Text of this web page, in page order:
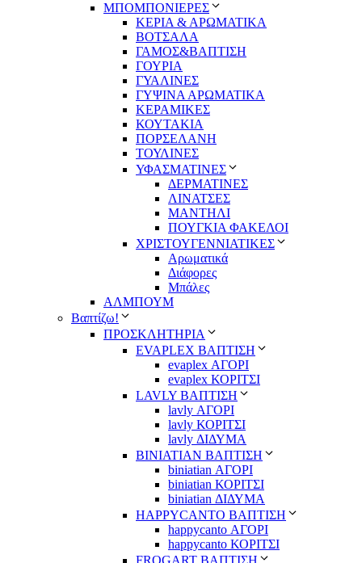
ΜΠΟΜΠΟΝΙΕΡΕΣ
ΚΕΡΙΑ & ΑΡΩΜΑΤΙΚΑ
ΒΟΤΣΑΛΑ
ΓΑΜΟΣ&ΒΑΠΤΙΣΗ
ΓΟΥΡΙΑ
ΓΥΑΛΙΝΕΣ
ΓΥΨΙΝΑ ΑΡΩΜΑΤΙΚΑ
ΚΕΡΑΜΙΚΕΣ
ΚΟΥΤΑΚΙΑ
ΠΟΡΣΕΛΑΝΗ
ΤΟΥΛΙΝΕΣ
ΥΦΑΣΜΑΤΙΝΕΣ
ΔΕΡΜΑΤΙΝΕΣ
ΛΙΝΑΤΣΕΣ
ΜΑΝΤΗΛΙ
ΠΟΥΓΚΙΑ ΦΑΚΕΛΟΙ
ΧΡΙΣΤΟΥΓΕΝΝΙΑΤΙΚΕΣ
Αρωματικά
Διάφορες
Μπάλες
ΑΛΜΠΟΥΜ
Βαπτίζω!
ΠΡΟΣΚΛΗΤΗΡΙΑ
EVAPLEX ΒΑΠΤΙΣΗ
evaplex ΑΓΟΡΙ
evaplex ΚΟΡΙΤΣΙ
LAVLY ΒΑΠΤΙΣΗ
lavly ΑΓΟΡΙ
lavly ΚΟΡΙΤΣΙ
lavly ΔΙΔΥΜΑ
ΒΙΝΙΑΤΙΑΝ ΒΑΠΤΙΣΗ
biniatian ΑΓΟΡΙ
biniatian ΚΟΡΙΤΣΙ
biniatian ΔΙΔΥΜΑ
HAPPYCANTO ΒΑΠΤΙΣΗ
happycanto ΑΓΟΡΙ
happycanto ΚΟΡΙΤΣΙ